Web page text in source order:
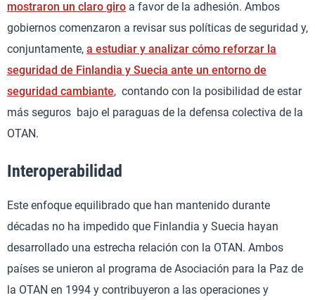
mostraron un claro giro a favor de la adhesión. Ambos
gobiernos comenzaron a revisar sus políticas de seguridad y,
conjuntamente, a estudiar y analizar cómo reforzar la
seguridad de Finlandia y Suecia ante un entorno de
seguridad cambiante, contando con la posibilidad de estar
más seguros bajo el paraguas de la defensa colectiva de la
OTAN.
Interoperabilidad
Este enfoque equilibrado que han mantenido durante
décadas no ha impedido que Finlandia y Suecia hayan
desarrollado una estrecha relación con la OTAN. Ambos
países se unieron al programa de Asociación para la Paz de
la OTAN en 1994 y contribuyeron a las operaciones y